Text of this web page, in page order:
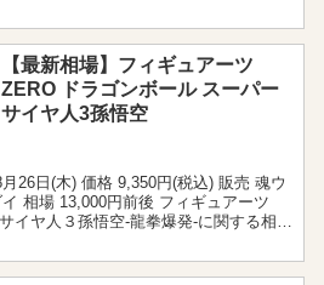
【最新相場】フィギュアーツ
ZERO ドラゴンボール スーパー
サイヤ人3孫悟空
26日(木) 価格 9,350円(税込) 販売 魂ウ
相場 13,000円前後 フィギュアーツ
イヤ人３孫悟空-龍拳爆発-に関する相場